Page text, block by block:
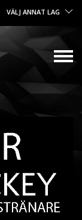
VÄLJ ANNAT LAG